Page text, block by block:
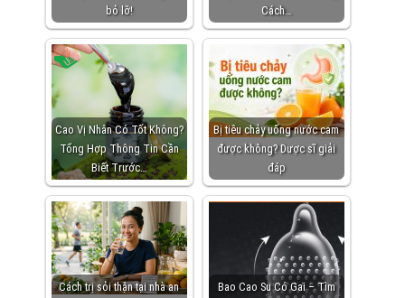
bỏ lỡ!
Cách…
Cao Vị Nhân Có Tốt Không?
Tổng Hợp Thông Tin Cần
Biết Trước…
Bị tiêu chảy uống nước cam
được không? Dược sĩ giải
đáp
Cách trị sỏi thận tại nhà an
Bao Cao Su Có Gai – Tìm